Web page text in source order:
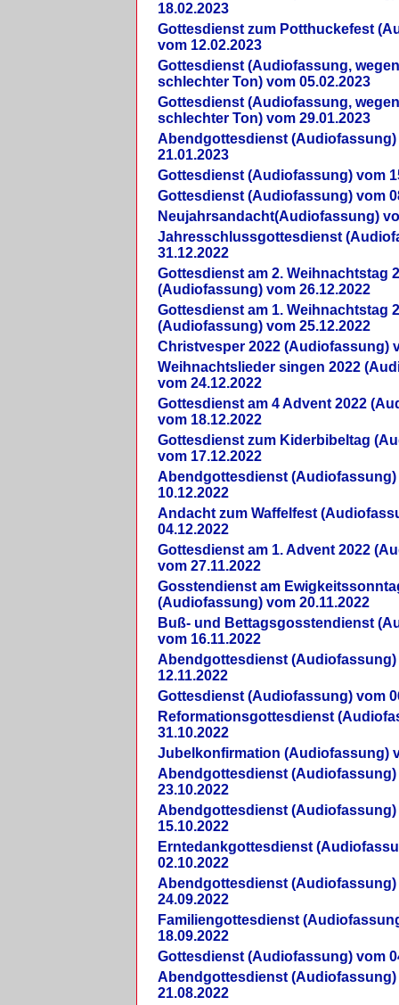
18.02.2023
Gottesdienst zum Potthuckefest
vom 12.02.2023
Gottesdienst (Audiofassung,
schlechter Ton) vom 05.02.2023
Gottesdienst (Audiofassung,
schlechter Ton) vom 29.01.2023
Abendgottesdienst (Audiofassung)
21.01.2023
Gottesdienst (Audiofassung) vom
Gottesdienst (Audiofassung) vom
Neujahrsandacht(Audiofassung)
Jahresschlussgottesdienst
31.12.2022
Gottesdienst am 2. Weihnachtstag
(Audiofassung) vom 26.12.2022
Gottesdienst am 1. Weihnachtstag
(Audiofassung) vom 25.12.2022
Christvesper 2022 (Audiofassung)
Weihnachtslieder singen 2022
vom 24.12.2022
Gottesdienst am 4 Advent 2022
vom 18.12.2022
Gottesdienst zum Kiderbibeltag
vom 17.12.2022
Abendgottesdienst (Audiofassung)
10.12.2022
Andacht zum Waffelfest
04.12.2022
Gottesdienst am 1. Advent 2022
vom 27.11.2022
Gosstendienst am
(Audiofassung) vom 20.11.2022
Buß- und Bettagsgosstendienst
vom 16.11.2022
Abendgottesdienst (Audiofassung)
12.11.2022
Gottesdienst (Audiofassung) vom
Reformationsgottesdienst
31.10.2022
Jubelkonfirmation (Audiofassung)
Abendgottesdienst (Audiofassung)
23.10.2022
Abendgottesdienst (Audiofassung)
15.10.2022
Erntedankgottesdienst
02.10.2022
Abendgottesdienst (Audiofassung)
24.09.2022
Familiengottesdienst
18.09.2022
Gottesdienst (Audiofassung) vom
Abendgottesdienst (Audiofassung)
21.08.2022